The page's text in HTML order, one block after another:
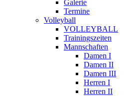
Galerie
Termine
Volleyball
VOLLEYBALL
Trainingszeiten
Mannschaften
Damen I
Damen II
Damen III
Herren I
Herren II